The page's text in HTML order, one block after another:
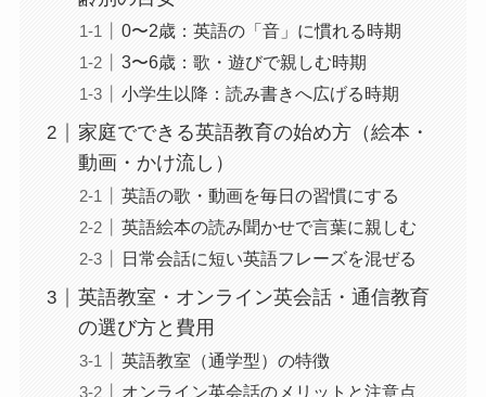
0〜2歳：英語の「音」に慣れる時期
3〜6歳：歌・遊びで親しむ時期
小学生以降：読み書きへ広げる時期
家庭でできる英語教育の始め方（絵本・
動画・かけ流し）
英語の歌・動画を毎日の習慣にする
英語絵本の読み聞かせで言葉に親しむ
日常会話に短い英語フレーズを混ぜる
英語教室・オンライン英会話・通信教育
の選び方と費用
英語教室（通学型）の特徴
オンライン英会話のメリットと注意点